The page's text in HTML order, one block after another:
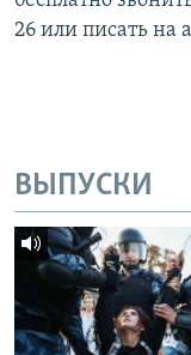
26 или писать на
ВЫПУСКИ